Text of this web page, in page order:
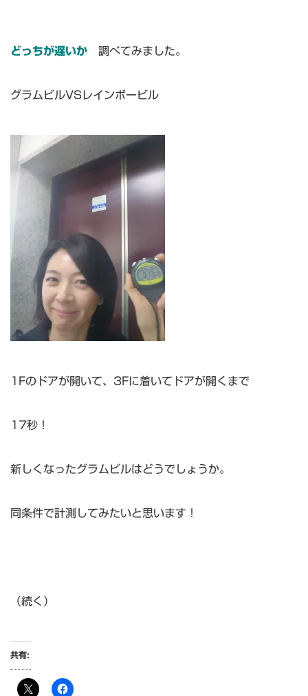
どっちが遅いか 調べてみました。
グラムビルVSレインボービル
1Fのドアが開いて、3Fに着いてドアが開くまで
17秒！
新しくなったグラムビルはどうでしょうか。
同条件で計測してみたいと思います！
（続く）
共有: